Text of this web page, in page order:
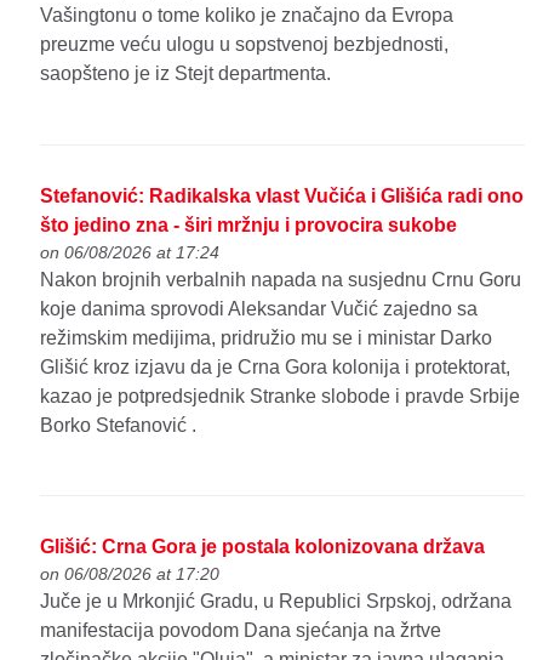
Vašingtonu o tome koliko je značajno da Evropa
preuzme veću ulogu u sopstvenoj bezbjednosti,
saopšteno je iz Stejt departmenta.
Stefanović: Radikalska vlast Vučića i Glišića radi ono
što jedino zna - širi mržnju i provocira sukobe
on 06/08/2026 at 17:24
Nakon brojnih verbalnih napada na susjednu Crnu Goru
koje danima sprovodi Aleksandar Vučić zajedno sa
režimskim medijima, pridružio mu se i ministar Darko
Glišić kroz izjavu da je Crna Gora kolonija i protektorat,
kazao je potpredsjednik Stranke slobode i pravde Srbije
Borko Stefanović .
Glišić: Crna Gora je postala kolonizovana država
on 06/08/2026 at 17:20
Juče je u Mrkonjić Gradu, u Republici Srpskoj, održana
manifestacija povodom Dana sjećanja na žrtve